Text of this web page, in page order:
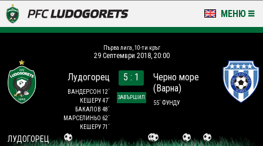
МЕНЮ
LUDOGORETS TV
НА ТЕРЕНА
СТАДИОН & БАЗИ
Първа лига, 10-ти кръг
29 Септември 2018, 20:00
Лудогорец
ВАНДЕРСОН 12´
КЕШЕРУ 47´
БАКАЛОВ 48´
МАРСЕЛИНЬО 62´
КЕШЕРУ 71´
5 : 1
ЗАВЪРШИЛ
Черно море
(Варна)
55´ ФУНДУ
ЛУДОГОРЕЦ